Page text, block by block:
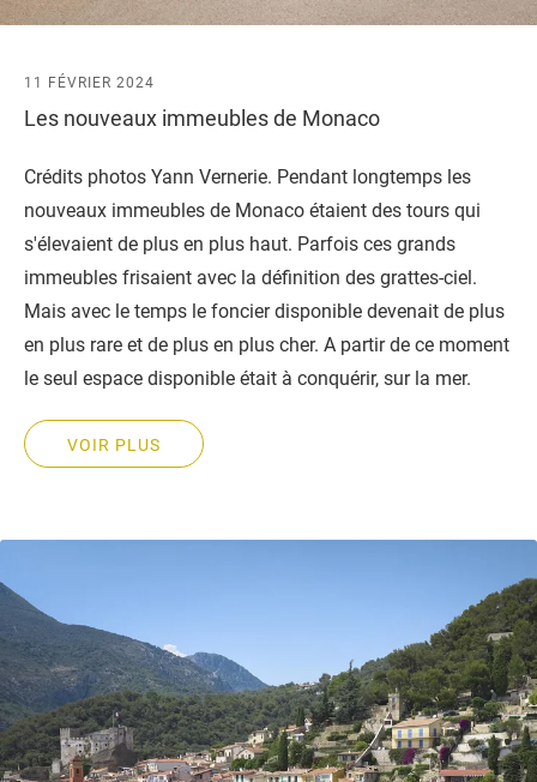
11 FÉVRIER 2024
Les nouveaux immeubles de Monaco
Crédits photos Yann Vernerie. Pendant longtemps les
nouveaux immeubles de Monaco étaient des tours qui
s'élevaient de plus en plus haut. Parfois ces grands
immeubles frisaient avec la définition des grattes-ciel.
Mais avec le temps le foncier disponible devenait de plus
en plus rare et de plus en plus cher. A partir de ce moment
le seul espace disponible était à conquérir, sur la mer.
VOIR PLUS